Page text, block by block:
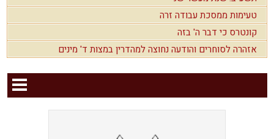
טעימות ממסכת עבודה זרה
קונטרס כי דבר ה' בזה
אזהרה לסוחרים והודעה נחוצה למהדרין במצות ד' מינים